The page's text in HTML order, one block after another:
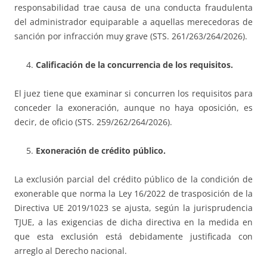
responsabilidad trae causa de una conducta fraudulenta
del administrador equiparable a aquellas merecedoras de
sanción por infracción muy grave (STS. 261/263/264/2026).
Calificación de la concurrencia de los requisitos.
El juez tiene que examinar si concurren los requisitos para
conceder la exoneración, aunque no haya oposición, es
decir, de oficio (STS. 259/262/264/2026).
Exoneración de crédito público.
La exclusión parcial del crédito público de la condición de
exonerable que norma la Ley 16/2022 de trasposición de la
Directiva UE 2019/1023 se ajusta, según la jurisprudencia
TJUE, a las exigencias de dicha directiva en la medida en
que esta exclusión está debidamente justificada con
arreglo al Derecho nacional.